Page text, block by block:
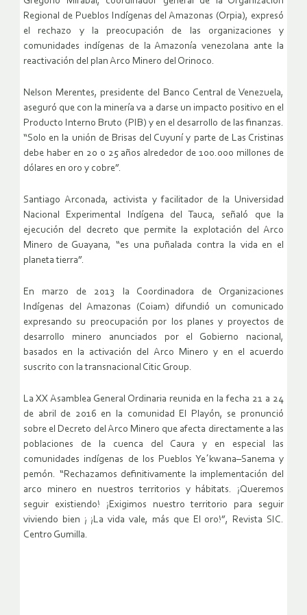
Regional de Pueblos Indígenas del Amazonas (Orpia), expresó
el rechazo y la preocupación de las organizaciones y
comunidades indígenas de la Amazonía venezolana ante la
reactivación del plan Arco Minero del Orinoco.
Nelson Merentes, presidente del Banco Central de Venezuela,
aseguró que con la minería va a darse un impacto positivo en el
Producto Interno Bruto (PIB) y en el desarrollo de las finanzas.
“Solo en la unión de Brisas del Cuyuní y parte de Las Cristinas
debe haber en 20 o 25 años alrededor de 100.000 millones de
dólares en oro y cobre”.
Santiago Arconada, activista y facilitador de la Universidad
Nacional Experimental Indígena del Tauca, señaló que la
ejecución del decreto que permite la explotación del Arco
Minero de Guayana, “es una puñalada contra la vida en el
planeta tierra”.
En marzo de 2013 la Coordinadora de Organizaciones
Indígenas del Amazonas (Coiam) difundió un comunicado
expresando su preocupación por los planes y proyectos de
desarrollo minero anunciados por el Gobierno nacional,
basados en la activación del Arco Minero y en el acuerdo
suscrito con la transnacional Citic Group.
La XX Asamblea General Ordinaria reunida en la fecha 21 a 24
de abril de 2016 en la comunidad El Playón, se pronunció
sobre el Decreto del Arco Minero que afecta directamente a las
poblaciones de la cuenca del Caura y en especial las
comunidades indígenas de los Pueblos Ye´kwana–Sanema y
pemón. “Rechazamos definitivamente la implementación del
arco minero en nuestros territorios y hábitats. ¡Queremos
seguir existiendo! ¡Exigimos nuestro territorio para seguir
viviendo bien ¡ ¡La vida vale, más que El oro!”, Revista SIC.
Centro Gumilla.